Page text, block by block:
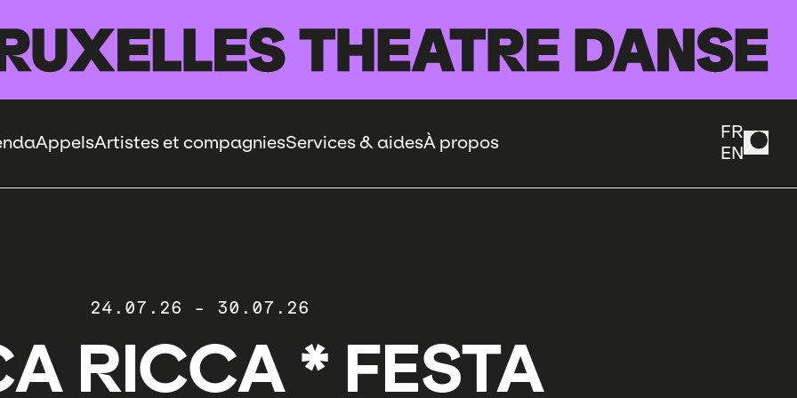
AppelsArtistes et compagniesServices & aidesÀ propos
FR
EN
24.07.26 - 30.07.26
RICCA * FESTA